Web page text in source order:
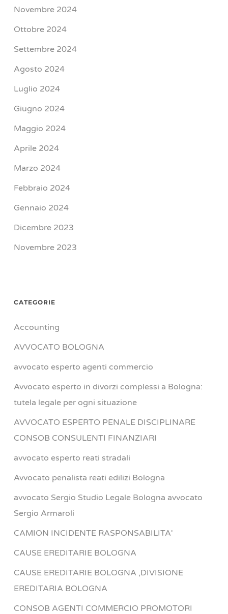
Novembre 2024
Ottobre 2024
Settembre 2024
Agosto 2024
Luglio 2024
Giugno 2024
Maggio 2024
Aprile 2024
Marzo 2024
Febbraio 2024
Gennaio 2024
Dicembre 2023
Novembre 2023
CATEGORIE
Accounting
AVVOCATO BOLOGNA
avvocato esperto agenti commercio
Avvocato esperto in divorzi complessi a Bologna:
tutela legale per ogni situazione
AVVOCATO ESPERTO PENALE DISCIPLINARE
CONSOB CONSULENTI FINANZIARI
avvocato esperto reati stradali
Avvocato penalista reati edilizi Bologna
avvocato Sergio Studio Legale Bologna avvocato
Sergio Armaroli
CAMION INCIDENTE RASPONSABILITA'
CAUSE EREDITARIE BOLOGNA
CAUSE EREDITARIE BOLOGNA ,DIVISIONE
EREDITARIA BOLOGNA
CONSOB AGENTI COMMERCIO PROMOTORI